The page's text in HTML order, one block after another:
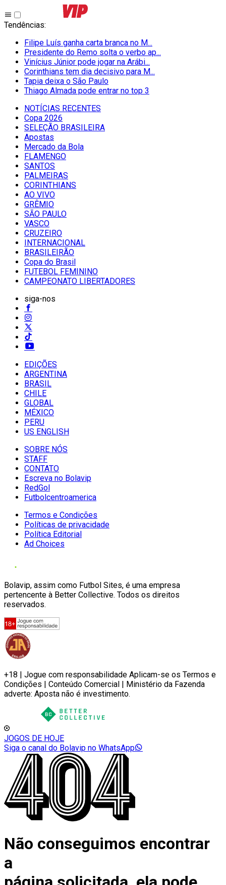
Tendências:
Filipe Luís ganha carta branca no M...
Presidente do Remo solta o verbo ap...
Vinícius Júnior pode jogar na Arábi...
Corinthians tem dia decisivo para M...
Tapia deixa o São Paulo
Thiago Almada pode entrar no top 3
NOTÍCIAS RECENTES
Copa 2026
SELEÇÃO BRASILEIRA
Apostas
Mercado da Bola
FLAMENGO
SANTOS
PALMEIRAS
CORINTHIANS
AO VIVO
GRÊMIO
SĀO PAULO
VASCO
CRUZEIRO
INTERNACIONAL
BRASILEIRÃO
Copa do Brasil
FUTEBOL FEMININO
CAMPEONATO LIBERTADORES
siga-nos
EDIÇÕES
ARGENTINA
BRASIL
CHILE
GLOBAL
MÉXICO
PERU
US ENGLISH
SOBRE NÓS
STAFF
CONTATO
Escreva no Bolavip
RedGol
Futbolcentroamerica
Termos e Condições
Políticas de privacidade
Política Editorial
Ad Choices
Bolavip, assim como Futbol Sites, é uma empresa
pertencente à Better Collective. Todos os direitos
reservados.
+18 | Jogue com responsabilidade Aplicam-se os Termos e
Condições | Conteúdo Comercial | Ministério da Fazenda
adverte: Aposta não é investimento.
JOGOS DE HOJE
Siga o canal do Bolavip no WhatsApp
Não conseguimos encontrar
a